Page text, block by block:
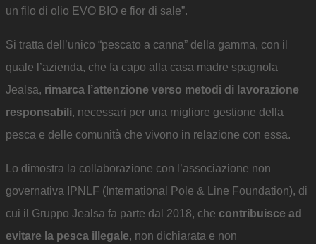
un filo di olio EVO BIO e fior di sale”.
Si tratta dell’unico “pescato a canna” della gamma, con il
quale l’azienda, che fa capo alla casa madre spagnola
Jealsa, rimarca l’attenzione verso metodi di lavorazione
responsabili, necessari per una migliore gestione della
pesca e delle comunità che vivono in relazione con essa.
Lo dimostra la collaborazione con l’associazione non
governativa IPNLF (International Pole & Line Foundation), di
cui il Gruppo Jealsa fa parte dal 2018, che contribuisce ad
evitare la pesca illegale, non dichiarata e non